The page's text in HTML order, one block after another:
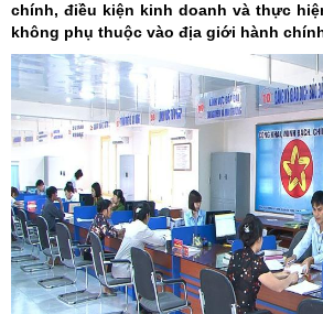
chính, điều kiện kinh doanh và thực
không phụ thuộc vào địa giới hành